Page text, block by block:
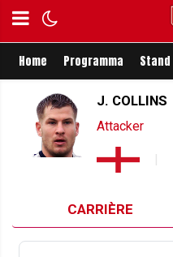
Home Programma Stand
J. COLLINS
Attacker
CARRIÈRE